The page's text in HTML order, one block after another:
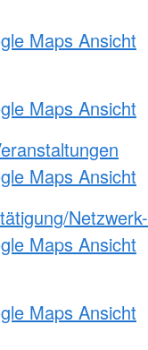
Maps Ansicht
Maps Ansicht
Maps Ansicht
Netzwerk-
Maps Ansicht
Maps Ansicht